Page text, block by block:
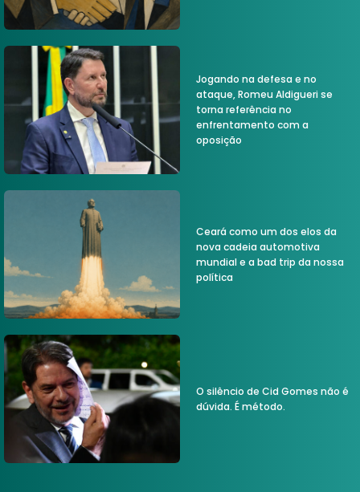
Jogando na defesa e no
ataque, Romeu Aldigueri se
torna referência no
enfrentamento com a
oposição
Ceará como um dos elos da
nova cadeia automotiva
mundial e a bad trip da nossa
política
O silêncio de Cid Gomes não é
dúvida. É método.